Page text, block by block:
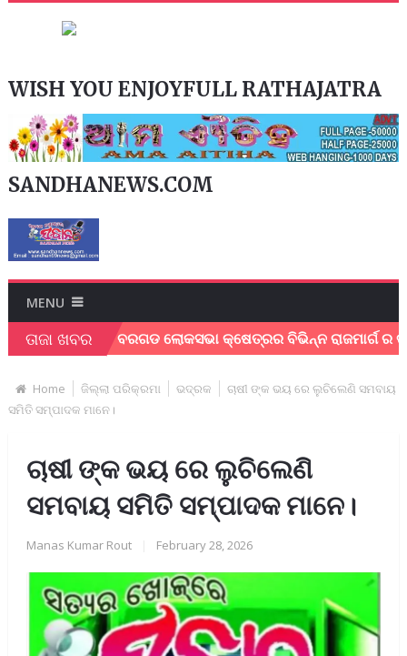
WISH YOU ENJOYFULL RATHAJATRA
SANDHANEWS.COM
MENU
ତାଜା ଖବର
। ବରଗଡ ଲୋକସଭା କ୍ଷେତ୍ରର ବିଭିନ୍ନ ରାଜମାର୍ଗ ର
Home ଜିଲ୍ଲା ପରିକ୍ରମା ଭଦ୍ରକ
ଚାଷୀ ଙ୍କ ଭୟ ରେ ଲୁଚିଲେଣି ସମବାୟ
ସମିତି ସମ୍ପାଦକ ମାନେ।
ଚାଷୀ ଙ୍କ ଭୟ ରେ ଲୁଚିଲେଣି
ସମବାୟ ସମିତି ସମ୍ପାଦକ ମାନେ।
Manas Kumar Rout February 28, 2026